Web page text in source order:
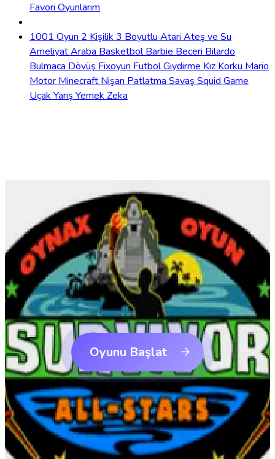
Favori Oyunlarım
1001 Oyun 2 Kişilik 3 Boyutlu Atari Ateş ve Su
AmeliyatAraba BasketbolBarbie Beceri Bilardo
Bulmaca Dövüş Fixoyun FutbolGiydirme Kız Korku Mario
Motor Minecraft Nişan Patlatma Savaş Squid Game
Uçak Yarış Yemek Zeka